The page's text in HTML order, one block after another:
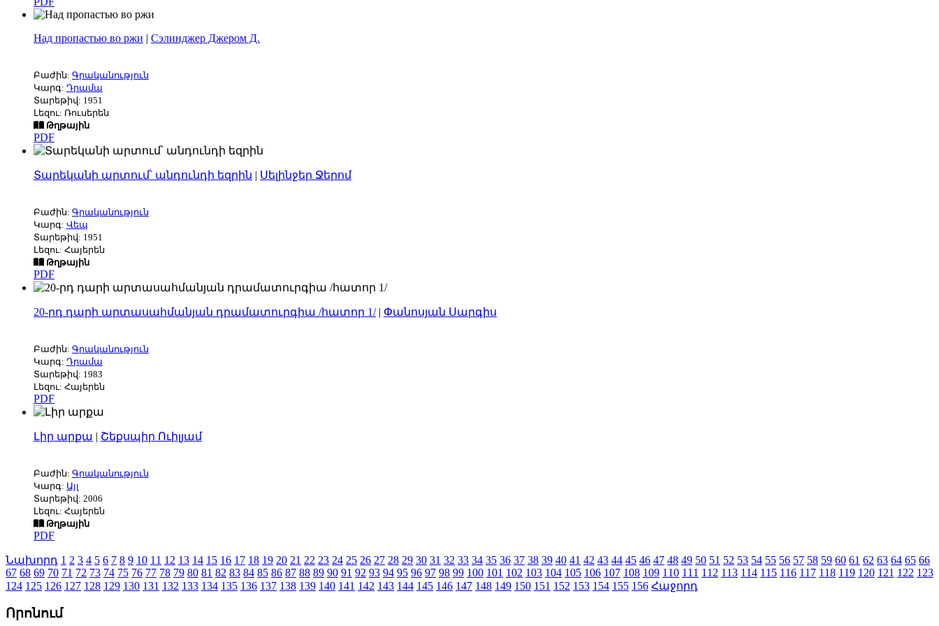
Над пропастью во ржи | Сэлинджер Джером Д.
Բաժին: Գրականություն
Կարգ: Դրամա
Տարեթիվ: 1951
Լեզու: Ռուսերեն
Թղթային
PDF
Տարեկանի արտում՝ անդունդի եզրին | Սելինջեր Ջերոմ
Բաժին: Գրականություն
Կարգ: Վեպ
Տարեթիվ: 1951
Լեզու: Հայերեն
Թղթային
PDF
20-րդ դարի արտասահմանյան դրամատուրգիա /հատոր 1/| Փանոսյան Սարգիս
Բաժին: Գրականություն
Կարգ: Դրամա
Տարեթիվ: 1983
Լեզու: Հայերեն
PDF
Լիր արքա | Շեքսպիր Ուիլյամ
Բաժին: Գրականություն
Կարգ: Այլ
Տարեթիվ: 2006
Լեզու: Հայերեն
Թղթային
PDF
Նախորդ 1 2 3 4 5 6 7 8 9 10 11 12 13 14 15 16 17 18 19 20 21 22 23 24 25 26 27 28 29 30 31 32 33 34 35 36 37 38 39 40 41 42 43 44 45 46 47 48 49 50 51 52 53 54 55 56 57 58 59 60 61 62 63 64 65 66
67 68 69 70 71 72 73 74 75 76 77 78 79 80 81 82 83 84 85 86 87 88 89 90 91 92 93 94 95 96 97 98 99 100 101 102 103 104 105 106 107 108 109 110 111 112 113 114 115 116 117 118 119 120 121 122 123
124 125 126 127 128 129 130 131 132 133 134 135 136 137 138 139 140 141 142 143 144 145 146 147 148 149 150 151 152 153 154 155 156 Հաջորդ
Որոնում